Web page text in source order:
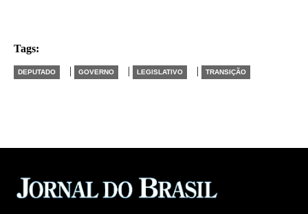
Tags:
DEPUTADO | GOVERNO | LEGISLATIVO | TRANSIÇÃO